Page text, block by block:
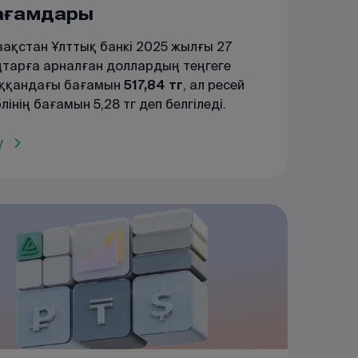
Ұлттық банкі 2025 жылғы 27
арналған доллардың теңгеге
бағамын 517,84 тг, ал ресей
бағамын 5,28 тг деп белгіледі.
нығайды. 2025 жылғы 24
тг-ге дейін). Сонымен қатар, рубль
өзгеріссіз қалып, 5,28 тг деңгейінде